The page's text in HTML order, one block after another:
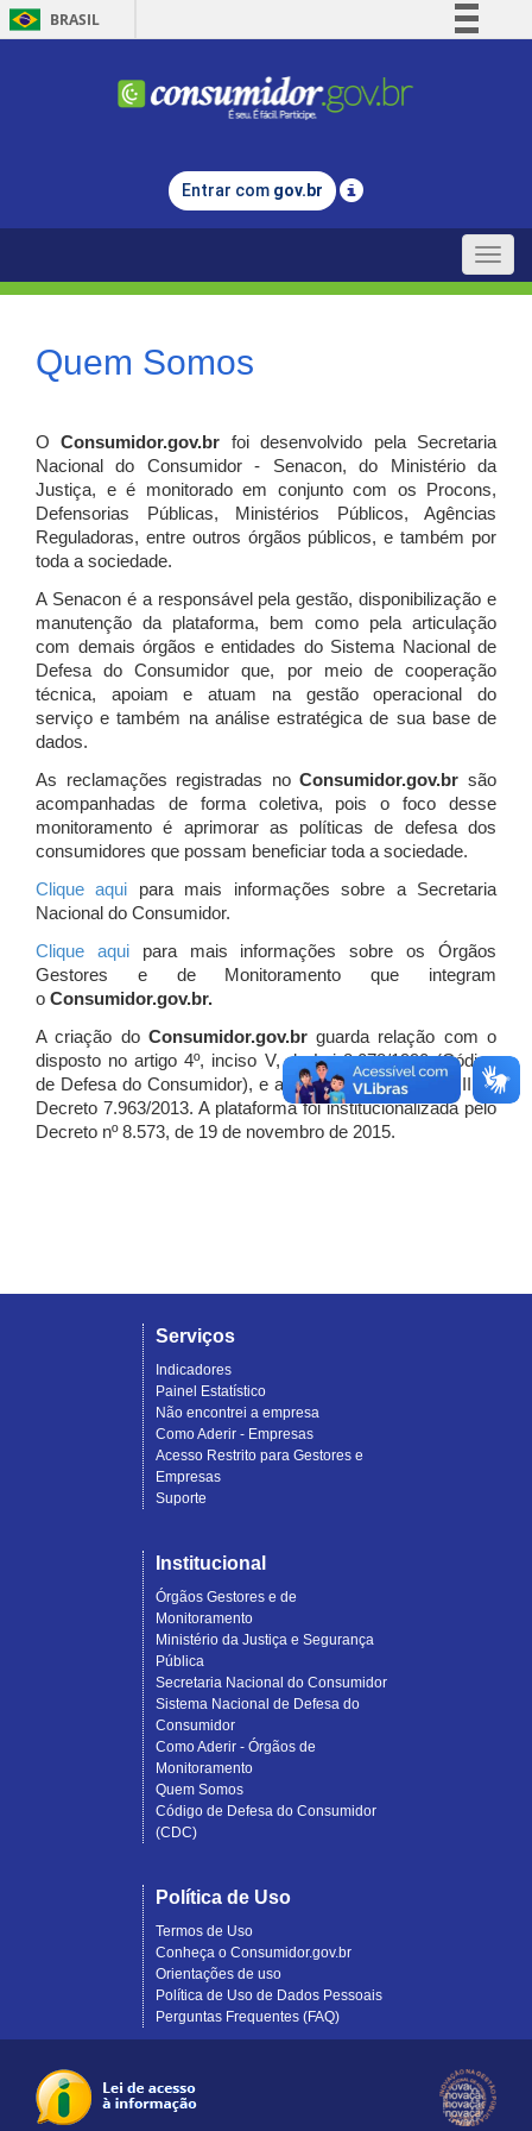
BRASIL
Comunica BR
Legislação
Entrar com gov.br
Toggle
Quem Somos
OConsumidor.gov.br
foi desenvolvido pela Secretaria
Nacional do Consumidor - Senacon, do Ministério da
Justiça, e é monitorado em conjunto com os Procons,
Defensorias Públicas, Ministérios Públicos, Agências
Reguladoras, entre outros órgãos públicos, e também por
toda a sociedade.
A Senacon é a responsável pela gestão, disponibilização e
manutenção da plataforma, bem como pela articulação
com demais órgãos e entidades do Sistema Nacional de
Defesa do Consumidor que, por meio de cooperação
técnica, apoiam e atuam na gestão operacional do
serviço e também na análise estratégica de sua base de
dados.
As reclamações registradas noConsumidor.gov.br são
acompanhadas de forma coletiva, pois o foco desse
monitoramento é aprimorar as políticas de defesa dos
consumidores que possam beneficiar toda a sociedade.
Clique aqui para mais informações sobre a Secretaria
Nacional do Consumidor.
Clique aquipara mais informações sobre os Órgãos
Gestores e de Monitoramento que integram
o Consumidor.gov.br.
A criação do Consumidor.gov.brguarda relação com o
disposto no artigo 4º, inciso V, da Lei 8.078/1990 (Código
de Defesa do Consumidor), e artigo 7º, incisos I, II e III do
Decreto 7.963/2013. A plataforma foi institucionalizada pelo
Decreto nº 8.573, de 19 de novembro de 2015.
Serviços
Indicadores
Painel Estatístico
Não encontrei a empresa
Como Aderir - Empresas
Acesso Restrito para Gestores e
Empresas
Suporte
Institucional
Órgãos Gestores e de
Monitoramento
Ministério da Justiça e Segurança
Pública
Secretaria Nacional do Consumidor
Sistema Nacional de Defesa do
Consumidor
Como Aderir - Órgãos de
Monitoramento
Quem Somos
Código de Defesa do Consumidor
(CDC)
Política de Uso
Termos de Uso
Conheça o Consumidor.gov.br
Orientações de uso
Política de Uso de Dados Pessoais
Perguntas Frequentes (FAQ)